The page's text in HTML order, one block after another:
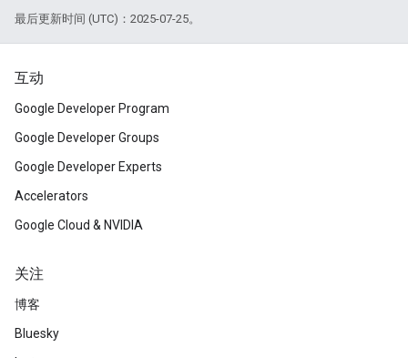
最后更新时间 (UTC)：2025-07-25。
互动
Google Developer Program
Google Developer Groups
Google Developer Experts
Accelerators
Google Cloud & NVIDIA
关注
博客
Bluesky